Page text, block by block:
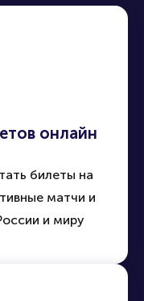
онлайн
билеты на
матчи и
и миру